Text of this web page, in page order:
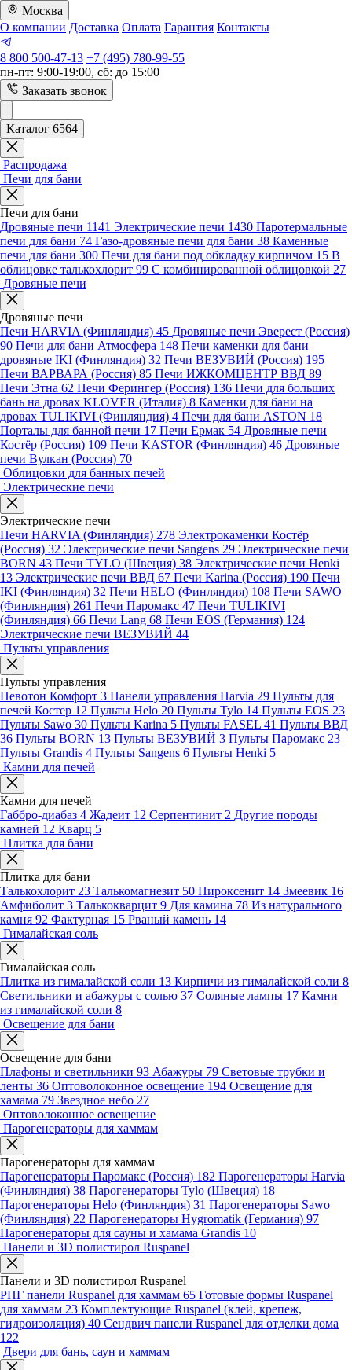
Москва
О компании Доставка Оплата Гарантия Контакты
8 800 500-47-13 +7 (495) 780-99-55
пн-пт: 9:00-19:00, сб: до 15:00
Заказать звонок
Каталог 6564
Распродажа
Печи для бани
Печи для бани
Дровяные печи 1141 Электрические печи 1430 Паротермальные
печи для бани 74 Газо-дровяные печи для бани 38 Каменные
печи для бани 300 Печи для бани под обкладку кирпичом 15 В
облицовке талькохлорит 99 С комбинированной облицовкой 27
Дровяные печи
Дровяные печи
Печи HARVIA (Финляндия) 45 Дровяные печи Эверест (Россия)
90 Печи для бани Атмосфера 148 Печи каменки для бани
дровяные IKI (Финляндия) 32 Печи ВЕЗУВИЙ (Россия) 195
Печи ВАРВАРА (Россия) 85 Печи ИЖКОМЦЕНТР ВВД 89
Печи Этна 62 Печи Ферингер (Россия) 136 Печи для больших
бань на дровах KLOVER (Италия) 8 Каменки для бани на
дровах TULIKIVI (Финляндия) 4 Печи для бани ASTON 18
Порталы для банной печи 17 Печи Ермак 54 Дровяные печи
Костёр (Россия) 109 Печи KASTOR (Финляндия) 46 Дровяные
печи Вулкан (Россия) 70
Облицовки для банных печей
Электрические печи
Электрические печи
Печи HARVIA (Финляндия) 278 Электрокаменки Костёр
(Россия) 32 Электрические печи Sangens 29 Электрические печи
BORN 43 Печи TYLO (Швеция) 38 Электрические печи Henki
13 Электрические печи ВВД 67 Печи Karina (Россия) 190 Печи
IKI (Финляндия) 32 Печи HELO (Финляндия) 108 Печи SAWO
(Финляндия) 261 Печи Паромакс 47 Печи TULIKIVI
(Финляндия) 66 Печи Lang 68 Печи EOS (Германия) 124
Электрические печи ВЕЗУВИЙ 44
Пульты управления
Пульты управления
Невотон Комфорт 3 Панели управления Harvia 29 Пульты для
печей Костер 12 Пульты Helo 20 Пульты Tylo 14 Пульты EOS 23
Пульты Sawo 30 Пульты Karina 5 Пульты FASEL 41 Пульты ВВД
36 Пульты BORN 13 Пульты ВЕЗУВИЙ 3 Пульты Паромакс 23
Пульты Grandis 4 Пульты Sangens 6 Пульты Henki 5
Камни для печей
Камни для печей
Габбро-диабаз 4 Жадеит 12 Серпентинит 2 Другие породы
камней 12 Кварц 5
Плитка для бани
Плитка для бани
Талькохлорит 23 Талькомагнезит 50 Пироксенит 14 Змеевик 16
Амфиболит 3 Талькокварцит 9 Для камина 78 Из натурального
камня 92 Фактурная 15 Рваный камень 14
Гималайская соль
Гималайская соль
Плитка из гималайской соли 13 Кирпичи из гималайской соли 8
Светильники и абажуры с солью 37 Соляные лампы 17 Камни
из гималайской соли 8
Освещение для бани
Освещение для бани
Плафоны и светильники 93 Абажуры 79 Световые трубки и
ленты 36 Оптоволоконное освещение 194 Освещение для
хамама 79 Звездное небо 27
Оптоволоконное освещение
Парогенераторы для хаммам
Парогенераторы для хаммам
Парогенераторы Паромакс (Россия) 182 Парогенераторы Harvia
(Финляндия) 38 Парогенераторы Tylo (Швеция) 18
Парогенераторы Helo (Финляндия) 31 Парогенераторы Sawo
(Финляндия) 22 Парогенераторы Hygromatik (Германия) 97
Парогенераторы для сауны и хамама Grandis 10
Панели и 3D полистирол Ruspanel
Панели и 3D полистирол Ruspanel
РПГ панели Ruspanel для хаммам 65 Готовые формы Ruspanel
для хаммам 23 Комплектующие Ruspanel (клей, крепеж,
гидроизоляция) 40 Сендвич панели Ruspanel для отделки дома
122
Двери для бань, саун и хаммам